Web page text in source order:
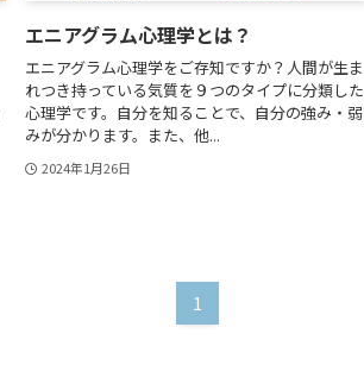
エニアグラム心理学とは？
エニアグラム心理学をご存知ですか？人間が生ま
れつき持っている気質を９つのタイプに分類した
心理学です。自分を知ることで、自分の強み・弱
みが分かります。また、他...
2024年1月26日
1